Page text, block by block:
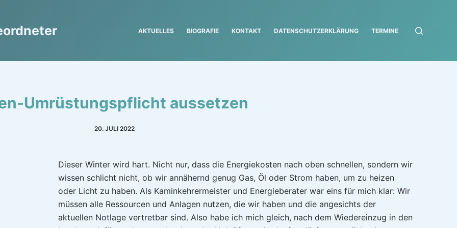
AKTUELLES BIOGRAFIE KONTAKT DATENSCHUTZERKLÄRUNG TERMINE
Umrüstungspflicht aussetzen
20. JULI 2022
Dieser Winter wird hart. Nicht nur, dass die Energiekosten nach oben schnellen, sondern wir
wissen schlicht nicht, ob wir annähernd genug Gas, Öl oder Strom haben, um zu heizen
oder Licht zu haben. Als Kaminkehrermeister und Energieberater war eins für mich klar: Wir
müssen alle Ressourcen und Anlagen nutzen, die wir haben und die angesichts der
aktuellen Notlage vertretbar sind. Also habe ich mich gleich, nach dem Wiedereinzug in den